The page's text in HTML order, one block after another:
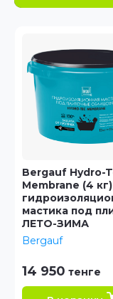
Bergauf Hydro-
Membrane (7 кг)
мастика под
ЛЕТО-ЗИМА
Bergauf
28 000 тенге